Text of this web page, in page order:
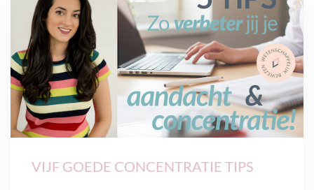
VIJF GOEDE CONCENTRATIE TIPS